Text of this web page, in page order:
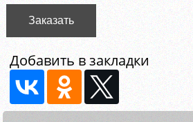
Заказать
Добавить в закладки